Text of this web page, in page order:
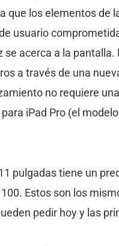
que los elementos de
usuario
se acerca a la
a través de una
no requiere
iPad Pro (el
pulgadas tiene un
Estos son los
pedir hoy y las